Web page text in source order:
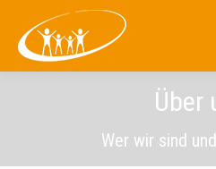
Über
Wer wir sind